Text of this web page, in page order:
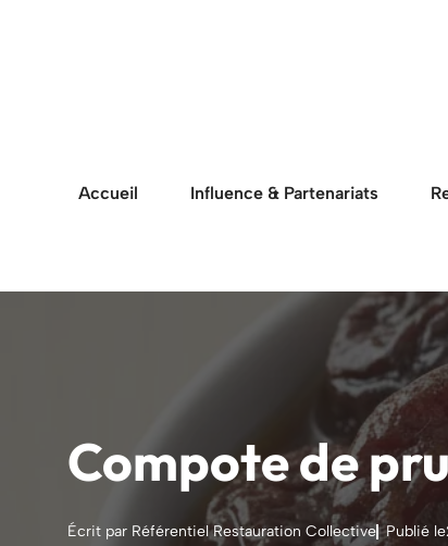
Accueil Influence & Partenariats
Compote de
Écrit par Référentiel Restauration Collective Publié le